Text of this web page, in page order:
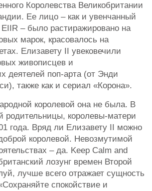
Королевства Великобритании
Ее лицо – как и увенчанный
EIIR – было растиражировано на
марок, красовалось на
Елизавету II увековечили
живописцев и
деятелей поп-арта (от Энди
также как и сериал «Корона».
королевой она не была. В
родительницы, королевы-матери
года. Вряд ли Елизавету II можно
королевой. Невозмутимой
– да. Keep Calm and
лозунг времен Второй
лучше всего отражает сущность
спокойствие и